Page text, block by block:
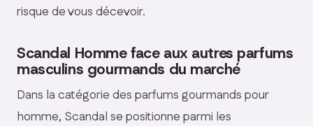
risque de vous décevoir.
Scandal Homme face aux autres parfums
masculins gourmands du marché
Dans la catégorie des parfums gourmands pour
homme, Scandal se positionne parmi les